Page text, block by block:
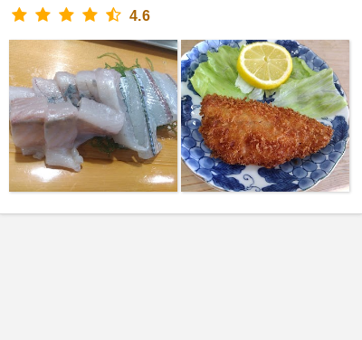
4.6